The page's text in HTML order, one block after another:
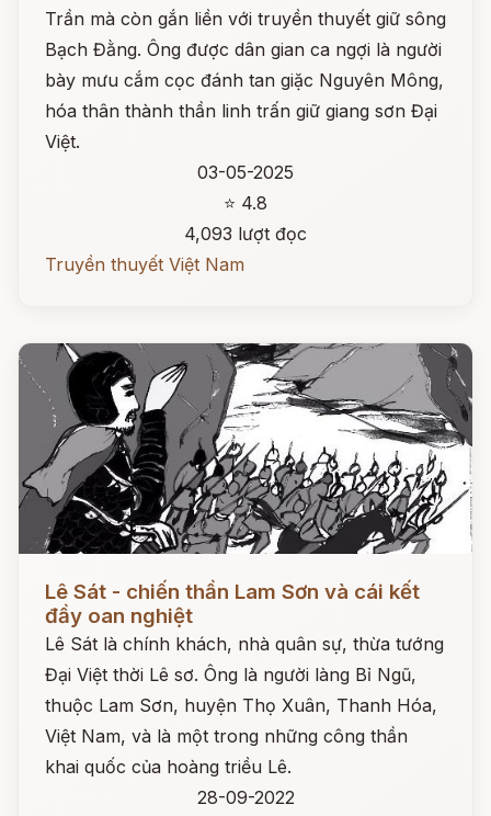
Trần mà còn gắn liền với truyền thuyết giữ sông
Bạch Đằng. Ông được dân gian ca ngợi là người
bày mưu cắm cọc đánh tan giặc Nguyên Mông,
hóa thân thành thần linh trấn giữ giang sơn Đại
Việt.
03-05-2025
⭐ 4.8
4,093 lượt đọc
Truyền thuyết Việt Nam
Lê Sát - chiến thần Lam Sơn và cái kết
đầy oan nghiệt
Lê Sát là chính khách, nhà quân sự, thừa tướng
Đại Việt thời Lê sơ. Ông là người làng Bỉ Ngũ,
thuộc Lam Sơn, huyện Thọ Xuân, Thanh Hóa,
Việt Nam, và là một trong những công thần
khai quốc của hoàng triều Lê.
28-09-2022